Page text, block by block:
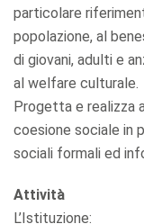
particolare
popolazione, al
di giovani, adulti e
al welfare culturale.
Progetta e realizza
coesione sociale in
sociali formali ed
Attività
L’Istituzione: